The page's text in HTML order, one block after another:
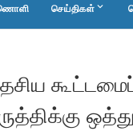
செய்திகள் keyboard_arrow_down